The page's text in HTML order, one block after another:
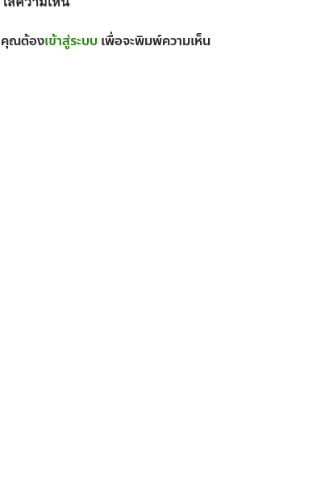
คุณต้องเข้าสู่ระบบ เพื่อจะพิมพ์ความเห็น